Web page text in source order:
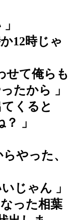
12時じゃ
せて俺らも
たから 」
くると
」
やった、
じゃん 」
った相葉